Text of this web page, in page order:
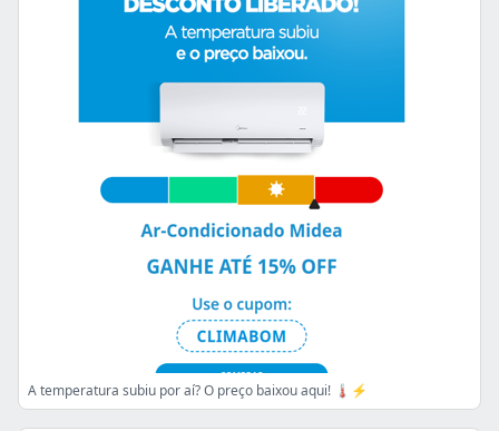
A temperatura subiu por aí? O preço baixou aqui! 🌡️⚡